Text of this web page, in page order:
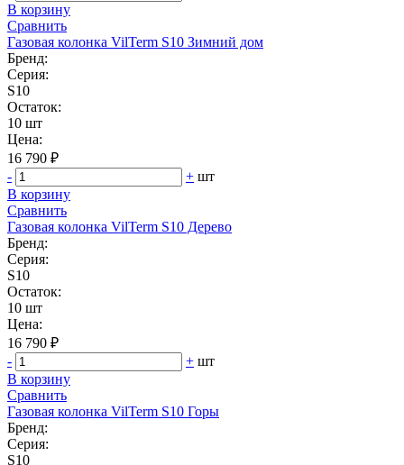
В корзину
Сравнить
Газовая колонка VilTerm S10 Зимний дом
Бренд:
Серия:
S10
Остаток:
10 шт
Цена:
16 790 ₽
-
+ шт
В корзину
Сравнить
Газовая колонка VilTerm S10 Дерево
Бренд:
Серия:
S10
Остаток:
10 шт
Цена:
16 790 ₽
-
+ шт
В корзину
Сравнить
Газовая колонка VilTerm S10 Горы
Бренд:
Серия:
S10